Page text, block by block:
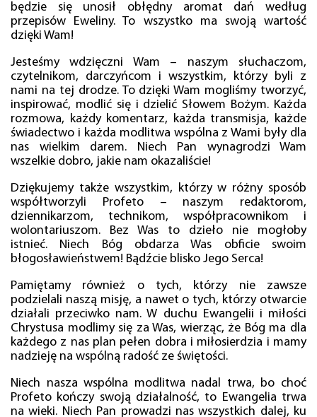
będzie się unosił obłędny aromat dań według
przepisów Eweliny. To wszystko ma swoją wartość
dzięki Wam!
Jesteśmy wdzięczni Wam – naszym słuchaczom,
czytelnikom, darczyńcom i wszystkim, którzy byli z
nami na tej drodze. To dzięki Wam mogliśmy tworzyć,
inspirować, modlić się i dzielić Słowem Bożym. Każda
rozmowa, każdy komentarz, każda transmisja, każde
świadectwo i każda modlitwa wspólna z Wami były dla
nas wielkim darem. Niech Pan wynagrodzi Wam
wszelkie dobro, jakie nam okazaliście!
Dziękujemy także wszystkim, którzy w różny sposób
współtworzyli Profeto – naszym redaktorom,
dziennikarzom, technikom, współpracownikom i
wolontariuszom. Bez Was to dzieło nie mogłoby
istnieć. Niech Bóg obdarza Was obficie swoim
błogosławieństwem! Bądźcie blisko Jego Serca!
Pamiętamy również o tych, którzy nie zawsze
podzielali naszą misję, a nawet o tych, którzy otwarcie
działali przeciwko nam. W duchu Ewangelii i miłości
Chrystusa modlimy się za Was, wierząc, że Bóg ma dla
każdego z nas plan pełen dobra i miłosierdzia i mamy
nadzieję na wspólną radość ze świętości.
Niech nasza wspólna modlitwa nadal trwa, bo choć
Profeto kończy swoją działalność, to Ewangelia trwa
na wieki. Niech Pan prowadzi nas wszystkich dalej, ku